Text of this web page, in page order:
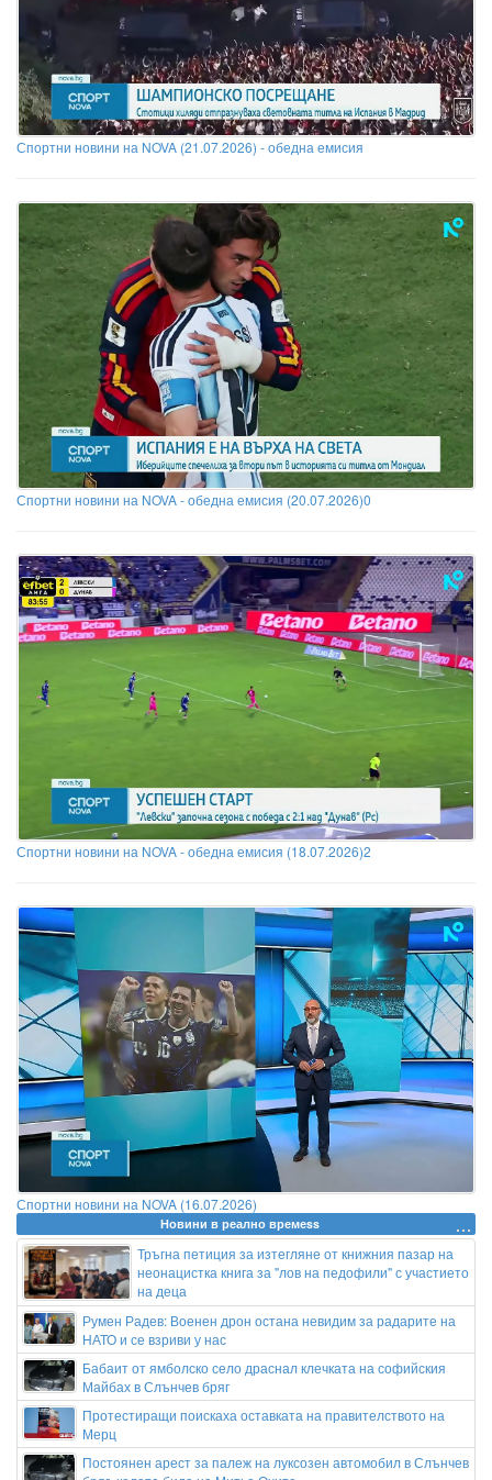
Спортни новини на NOVA (21.07.2026) - обедна емисия
Спортни новини на NOVA - обедна емисия (20.07.2026)0
Спортни новини на NOVA - обедна емисия (18.07.2026)2
Спортни новини на NOVA (16.07.2026)
Новини в реално времеss
Тръгна петиция за изтегляне от книжния пазар на
неонацистка книга за "лов на педофили" с участието
на деца
Румен Радев: Военен дрон остана невидим за радарите на
НАТО и се взриви у нас
Бабаит от ямболско село драснал клечката на софийския
Майбах в Слънчев бряг
Протестиращи поискаха оставката на правителството на
Мерц
Постоянен арест за палеж на луксозен автомобил в Слънчев